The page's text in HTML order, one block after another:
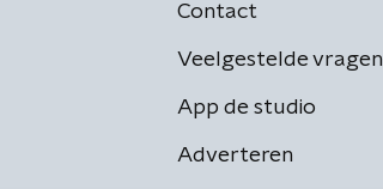
Contact
Veelgestelde vragen
App de studio
Adverteren